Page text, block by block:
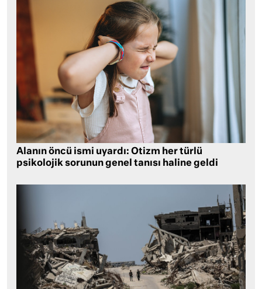
Alanın öncü ismi uyardı: Otizm her türlü
psikolojik sorunun genel tanısı haline geldi